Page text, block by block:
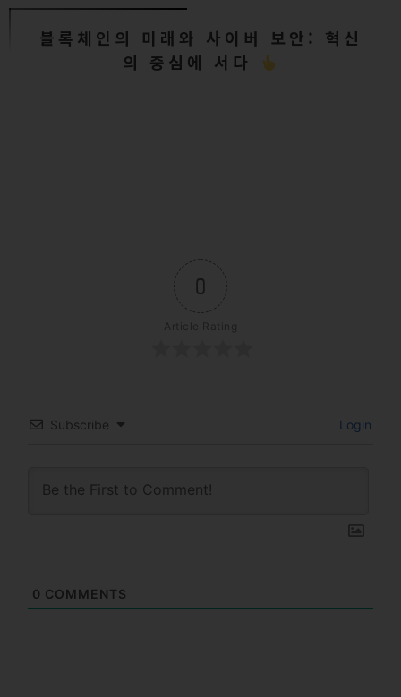
블록체인의 미래와 사이버 보안: 혁신
의 중심에 서다
0
Article Rating
Subscribe Login
0 COMMENTS